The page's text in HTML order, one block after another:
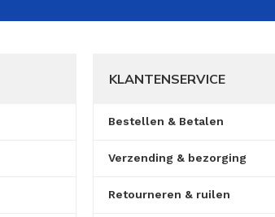
KLANTENSERVICE
Bestellen & Betalen
Verzending & bezorging
Retourneren & ruilen